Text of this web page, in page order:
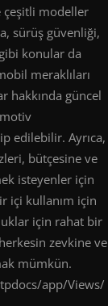
çeşitli modeller
sürüş güvenliği,
konular da
meraklıları
hakkında güncel
edilebilir. Ayrıca,
bütçesine ve
isteyenler için
içi kullanım için
için rahat bir
zevkine ve
mümkün.
app/Views/